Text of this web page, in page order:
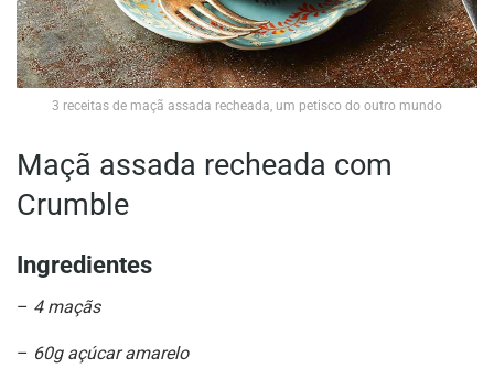
3 receitas de maçã assada recheada, um petisco do outro mundo
Maçã assada recheada com
Crumble
Ingredientes
– 4 maçãs
– 60g açúcar amarelo